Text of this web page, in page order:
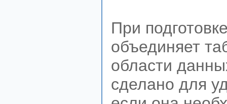
При
объединяет
области
сделано для